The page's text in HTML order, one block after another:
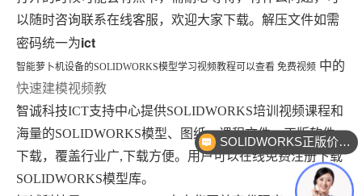
以随时咨询联系在线客服，欢迎大家下载。解压文件如需
密码统一为ict
智能萝卜机设备的SOLIDWORKS模型学习视频教程可以查看 免费视频 中的
快速建模视频教
智诚科技ICT支持中心提供SOLIDWORKS培训视频课程和
海量的SOLIDWORKS模型、图纸、课程文件、正版软件
下载，覆盖行业广,下载方便。用户可以在线免费注册下载
SOLIDWORKS模型库。
SOLIDWORKS正版价格？